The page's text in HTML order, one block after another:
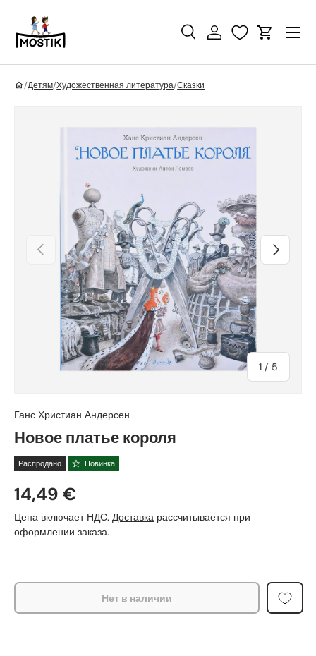
Перейти к контенту
Поиск
ПоискВойти Корзина
/Детям/Художественная литература/Сказки
Назад
1 / из
5
Вперед
Ганс Христиан Андерсен
Новое платье короля
Распродано Новинка
14,49 €
Цена включает НДС. Доставка рассчитывается при
оформлении заказа.
Нет в наличии